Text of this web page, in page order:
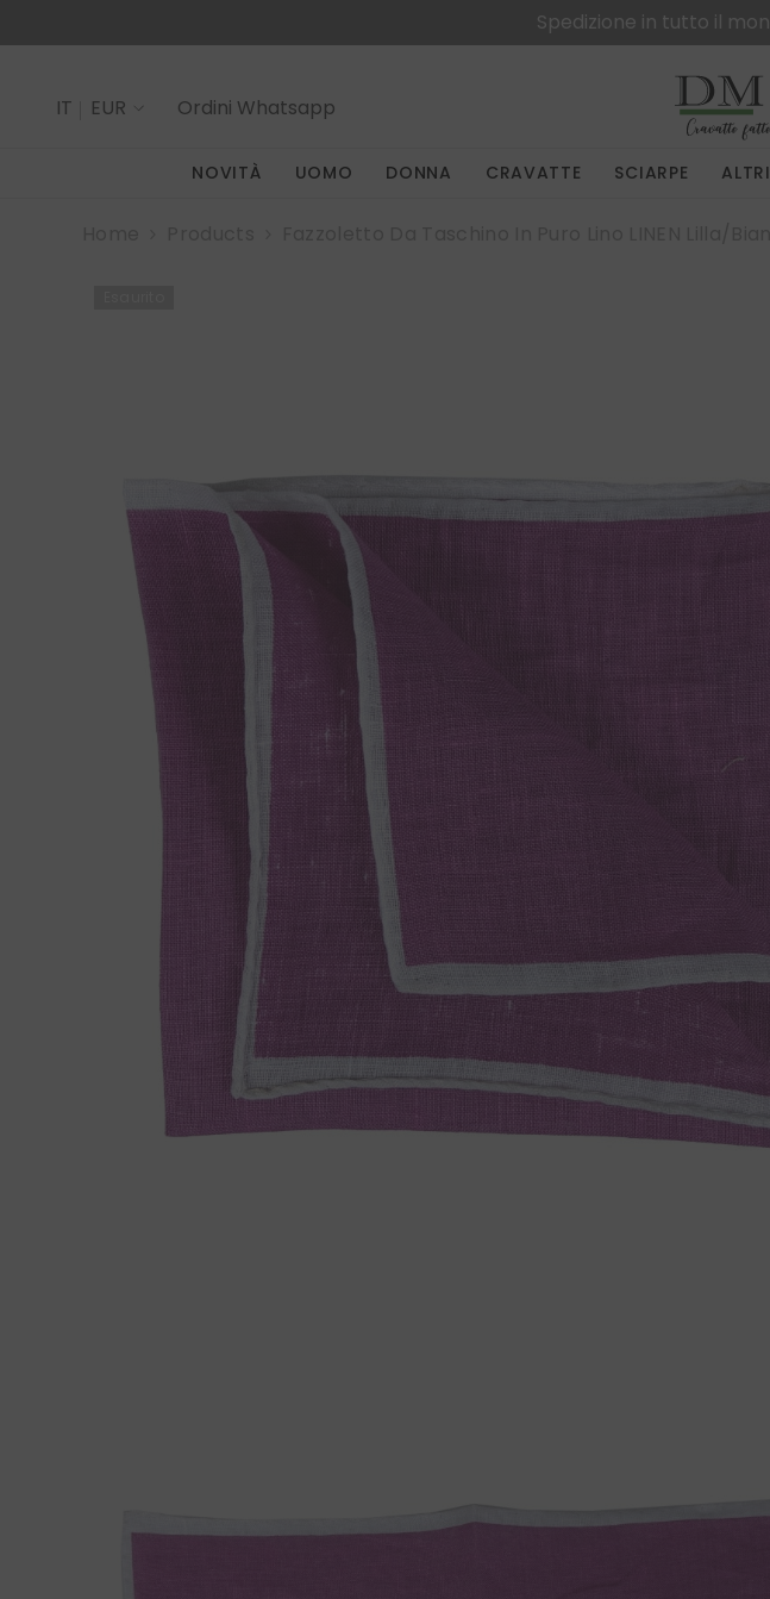
Spedizione in tutto il
IT
EUR Ordini Whatsapp
NOVITÀ UOMO DONNA CRAVATTE SCIARPE